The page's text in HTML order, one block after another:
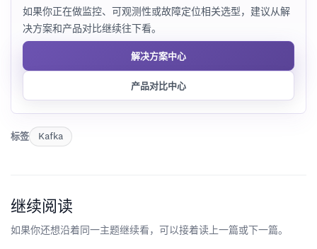
如果你正在做监控、可观测性或故障定位相关选型，建议从解
决方案和产品对比继续往下看。
解决方案中心
产品对比中心
标签 Kafka
继续阅读
如果你还想沿着同一主题继续看，可以接着读上一篇或下一篇。